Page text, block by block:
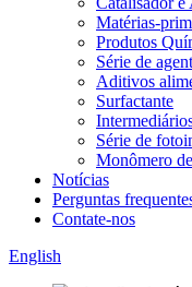
Matérias-
Produtos
Série de
Aditivos
Surfactante
Série de
Monômero
Notícias
Perguntas
Contate-nos
English